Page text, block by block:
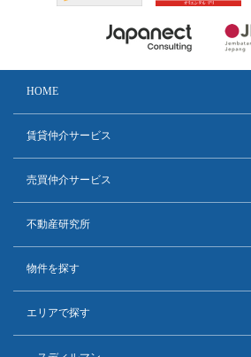
HOME
賃貸仲介サービス
売買仲介サービス
不動産研究所
物件を探す
エリアで探す